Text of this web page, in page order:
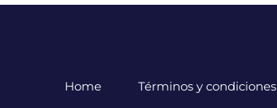
Home Términos y condiciones